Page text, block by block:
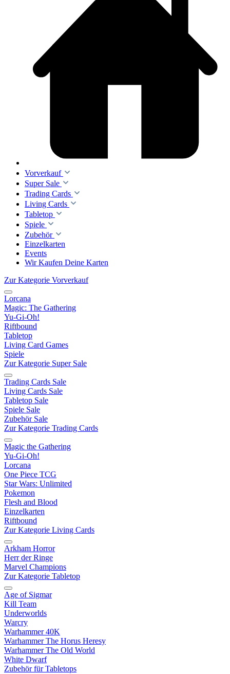
Vorverkauf
Super Sale
Trading Cards
Living Cards
Tabletop
Spiele
Zubehör
Einzelkarten
Events
Wir Kaufen Deine Karten
Zur Kategorie Vorverkauf
Lorcana
Magic: The Gathering
Yu-Gi-Oh!
Riftbound
Tabletop
Living Card Games
Spiele
Zur Kategorie Super Sale
Trading Cards Sale
Living Cards Sale
Tabletop Sale
Spiele Sale
Zubehör Sale
Zur Kategorie Trading Cards
Magic the Gathering
Yu-Gi-Oh!
Lorcana
One Piece TCG
Star Wars: Unlimited
Pokemon
Flesh and Blood
Einzelkarten
Riftbound
Zur Kategorie Living Cards
Arkham Horror
Herr der Ringe
Marvel Champions
Zur Kategorie Tabletop
Age of Sigmar
Kill Team
Underworlds
Warcry
Warhammer 40K
Warhammer The Horus Heresy
Warhammer The Old World
White Dwarf
Zubehör für Tabletops